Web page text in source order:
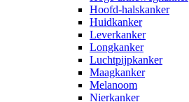
Hoofd-halskanker
Huidkanker
Leverkanker
Longkanker
Luchtpijpkanker
Maagkanker
Melanoom
Nierkanker